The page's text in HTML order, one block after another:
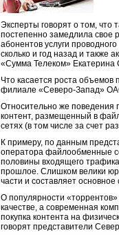
Эксперты говорят о том, что
постепенно замедлила свое
абонентов услуги
сколько и год назад и также
«Сумма Телеком» Екатерина
Что касается роста объемов
филиале «Северо-Запад»
Относительно же поведения
контент, размещенный в
сетях (в том числе за счет
К примеру, по данным
оператора файлообменные
половины входящего
прошлое. Слишком велики
части и составляет
О популярности
качестве, а современная
покупка контента на
говорят представители